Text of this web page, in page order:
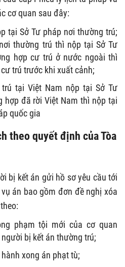
cơ quan sau đây:
tại Sở Tư pháp nơi thường trú;
thường trú thì nộp tại Sở Tư
hợp cư trú ở nước ngoài thì
trú trước khi xuất cảnh;
tại Việt Nam nộp tại Sở Tư
hợp đã rời Việt Nam thì nộp tại
quốc gia
theo quyết định của Tòa
bị kết án gửi hồ sơ yêu cầu tới
án bao gồm đơn đề nghị xóa
phạm tội mới của cơ quan
bị kết án thường trú;
xong án phạt tù;